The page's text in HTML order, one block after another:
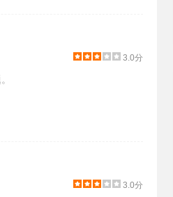
3.0分
3.0分